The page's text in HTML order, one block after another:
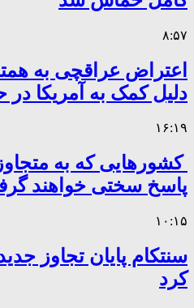
۸:۵۷
اعتراض عراقچی به
دلیل کمک به آمریکا در
۱۶:۱۹
کشورهایی که به
پاسخ سختی خواهند
۱۰:۱۵
سنتکام پایان تجاوز
کرد